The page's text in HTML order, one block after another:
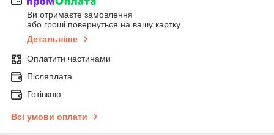
Ви отримаєте замовлення
або гроші повернуться на вашу картку
Детальніше
Оплатити частинами
Післяплата
Готівкою
Всі умови оплати